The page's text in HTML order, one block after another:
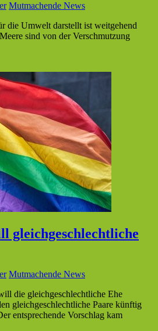
Mutmachende News
die Umwelt darstellt ist weitgehend
sind von der Verschmutzung
gleichgeschlechtliche
Mutmachende News
die gleichgeschlechtliche Ehe
gleichgeschlechtliche Paare künftig
entsprechende Vorschlag kam